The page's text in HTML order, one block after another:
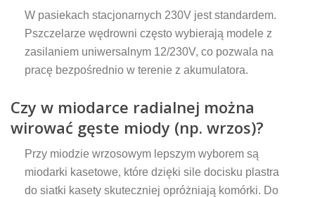
W pasiekach stacjonarnych 230V jest standardem.
Pszczelarze wędrowni często wybierają modele z
zasilaniem uniwersalnym 12/230V, co pozwala na
pracę bezpośrednio w terenie z akumulatora.
Czy w miodarce radialnej można
wirować gęste miody (np. wrzos)?
Przy miodzie wrzosowym lepszym wyborem są
miodarki kasetowe, które dzięki sile docisku plastra
do siatki kasety skuteczniej opróżniają komórki. Do